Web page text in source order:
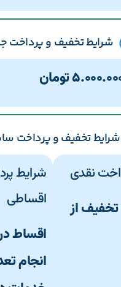
شرایط تخفیف و پرداخت
شرایط تخفیف و پرداخت
نقدی
تخفیف از
شرایط
اقساطی
اقساط
انجام